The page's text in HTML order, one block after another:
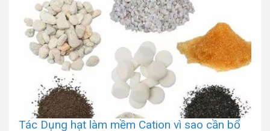
Tác Dụng hạt làm mềm Cation vì sao cần bổ